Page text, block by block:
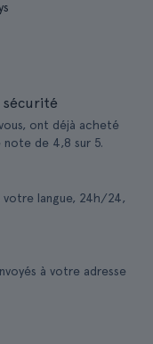
sécurité
ont déjà acheté
de 4,8 sur 5.
votre langue, 24h/24,
à votre adresse